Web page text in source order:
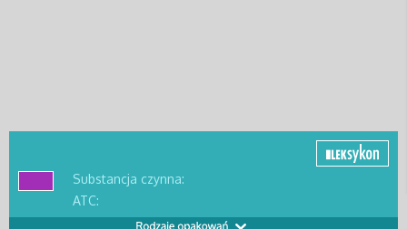
Substancja czynna:
ATC: